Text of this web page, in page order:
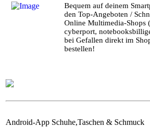
Bequem auf deinem
den Top-Angeboten /
Online Multimedia-Shops
cyberport,
bei Gefallen direkt im
bestellen!
Android-App Schuhe,Taschen & Schmuck